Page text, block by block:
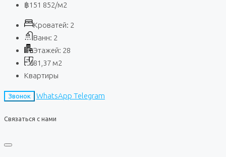
฿151 852/м2
Кроватей: 2
Ванн: 2
Этажей: 28
81,37 м2
Квартиры
Звонок WhatsApp Telegram
Связаться с нами